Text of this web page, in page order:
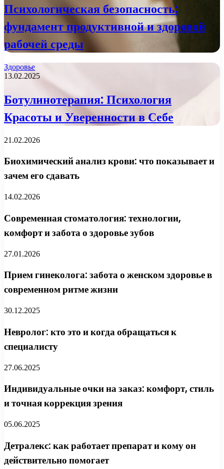
Психологическая безопасность:
фундамент продуктивной и здоровой
рабочей среды
Здоровье
13.02.2025
Ботулинотерапия: Психология
Красоты и Уверенности в Себе
21.02.2026
Биохимический анализ крови: что показывает и
зачем его сдавать
14.02.2026
Современная стоматология: технологии,
комфорт и забота о здоровье зубов
27.01.2026
Прием гинеколога: забота о женском здоровье в
современном ритме жизни
30.12.2025
Невролог: кто это и когда обращаться к
специалисту
27.06.2025
Индивидуальные очки на заказ: комфорт, стиль
и точная коррекция зрения
05.06.2025
Детралекс: как работает препарат и кому он
действительно помогает